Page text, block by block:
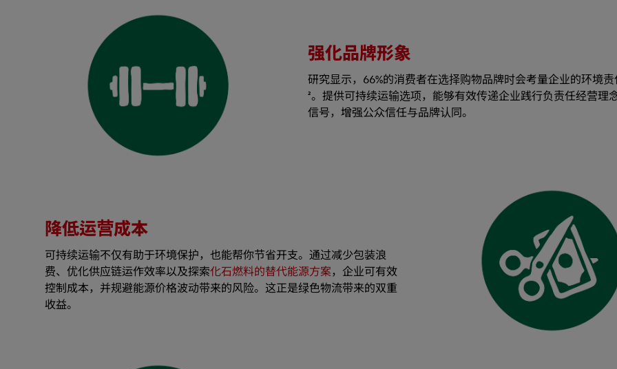
强化品牌形象
研究显示，66%的消费者在选择购物品牌时会考量企业的环境
²。提供可持续运输选项，能够有效传递企业践行负责任经营理
信号，增强公众信任与品牌认同。
降低运营成本
可持续运输不仅有助于环境保护，也能帮你节省开支。通过减少包装浪
费、优化供应链运作效率以及探索化石燃料的替代能源方案，企业可有效
控制成本，并规避能源价格波动带来的风险。这正是绿色物流带来的双重
收益。